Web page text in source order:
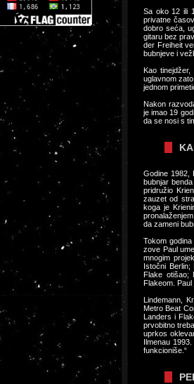
Sa oko 12 ili
privatne
dobro seća,
gitaru bez
der Freiheit
bubnjeve i
Kao
uglavnom
jednom
Nakon
je imao 19
da se nosi s
Godine 1982,
bubnjar
pridružio
zauzet od
koga je
da zameni
Tokom
zove Paul
mnogim
Istočni
Flake otišao;
Flakeom.
Lindemann,
Metro Beat
Landers i
prvobitno
uprkos
Ilmenau
funkcioniše.“